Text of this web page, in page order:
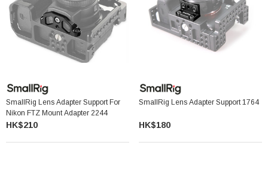
SmallRig Lens Adapter Support For
Nikon FTZ Mount Adapter 2244
HK$210
SmallRig Lens Adapter Support 1764
HK$180